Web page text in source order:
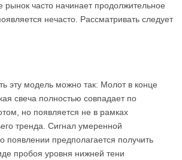
часто начинает продолжительное
нечасто. Рассматривать следует
эту модель можно так: Молот в конце
свеча полностью совпадает по
но появляется не в рамках
тренда. Сигнал умеренной
появлении предполагается получить
пробоя уровня нижней тени